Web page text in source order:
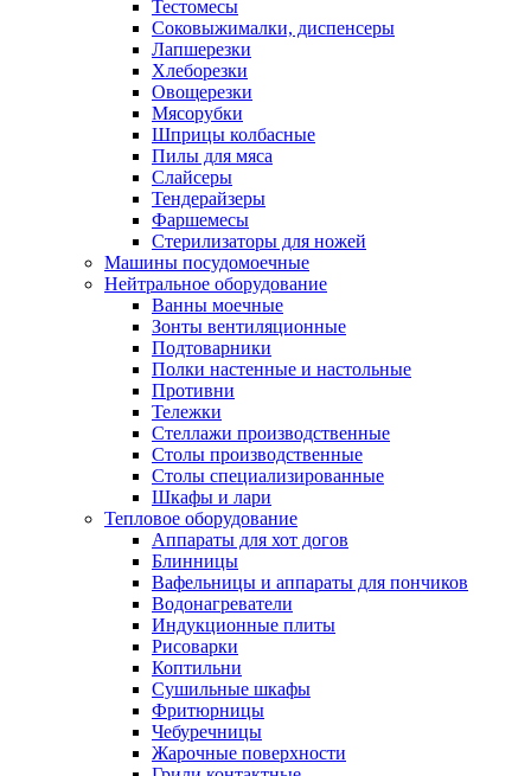
Тестомесы
Соковыжималки, диспенсеры
Лапшерезки
Хлеборезки
Овощерезки
Мясорубки
Шприцы колбасные
Пилы для мяса
Слайсеры
Тендерайзеры
Фаршемесы
Стерилизаторы для ножей
Машины посудомоечные
Нейтральное оборудование
Ванны моечные
Зонты вентиляционные
Подтоварники
Полки настенные и настольные
Противни
Тележки
Стеллажи производственные
Столы производственные
Столы специализированные
Шкафы и лари
Тепловое оборудование
Аппараты для хот догов
Блинницы
Вафельницы и аппараты для пончиков
Водонагреватели
Индукционные плиты
Рисоварки
Коптильни
Сушильные шкафы
Фритюрницы
Чебуречницы
Жарочные поверхности